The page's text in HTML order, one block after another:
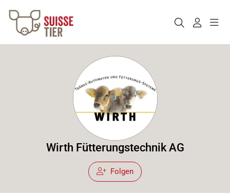
Wirth Fütterungstechnik AG
Folgen